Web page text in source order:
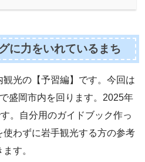
に力をいれているまち
光の【予習編】です。今回は
盛岡市内を回ります。2025年
。自分用のガイドブック作っ
わずに岩手観光する方の参考
す。